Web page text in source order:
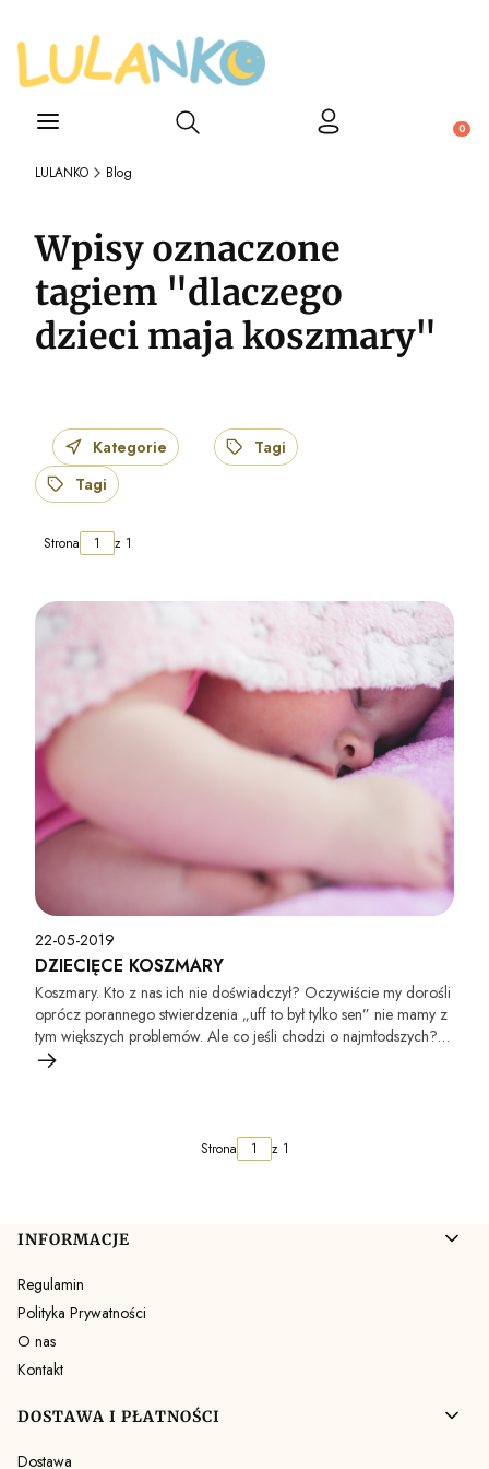
Otwórz wyszukiwarkę
LULANKO Blog
Wpisy oznaczone
tagiem "dlaczego
dzieci maja koszmary"
Kategorie
Tagi
Tagi
Strona z 1
22-05-2019
DZIECIĘCE KOSZMARY
Koszmary. Kto z nas ich nie doświadczył? Oczywiście my dorośli
oprócz porannego stwierdzenia „uff to był tylko sen” nie mamy z
tym większych problemów. Ale co jeśli chodzi o najmłodszych?
Prześledźmy zatem poszczególne etapy rozwoju dziecięcego i
Strona z 1
Linki w stopce
INFORMACJE
Regulamin
Polityka Prywatności
O nas
Kontakt
DOSTAWA I PŁATNOŚCI
Dostawa